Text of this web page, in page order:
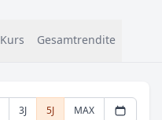
Kurs Gesamtrendite
3J 5J MAX